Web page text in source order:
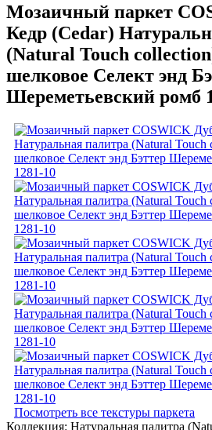
Мозаичный паркет
Кедр (Cedar)
(Natural Touch
шелковое Селект энд
Шереметьевский ромб
Посмотреть все текстуры паркета
Коллекция: Натуральная палитра